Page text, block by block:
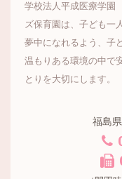
学校法人平成医療学
ズ保育園は、子ども一
夢中になれるよう、子
温もりある環境の中で
とりを大切にします。
福島